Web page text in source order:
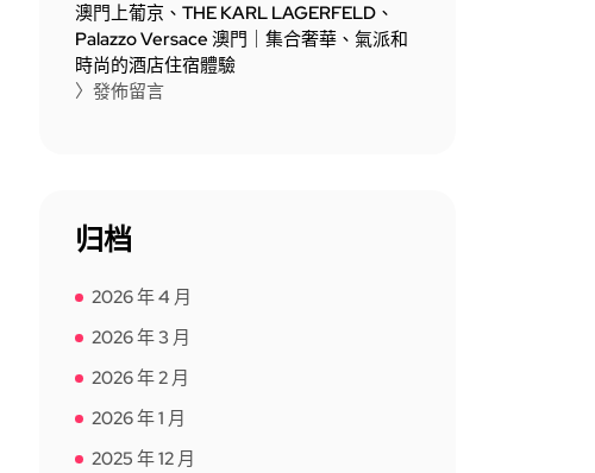
澳門上葡京、THE KARL LAGERFELD、
Palazzo Versace 澳門｜集合奢華、氣派和
時尚的酒店住宿體驗
〉發佈留言
归档
2026 年 4 月
2026 年 3 月
2026 年 2 月
2026 年 1 月
2025 年 12 月